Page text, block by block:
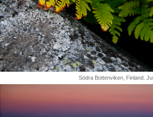
Södra Bottenviken, Finland.